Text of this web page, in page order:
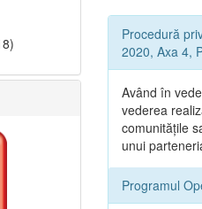
Procedură
2020, Axa 4,
Având în
vederea
comunitățile
unui
Programul